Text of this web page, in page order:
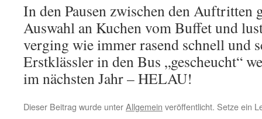
In den Pausen zwischen den Auftritten
Auswahl an Kuchen vom Buffet und
verging wie immer rasend schnell und
Erstklässler in den Bus „gescheucht“
im nächsten Jahr – HELAU!
Dieser Beitrag wurde unterAllgemein veröffentlicht. Setze ein